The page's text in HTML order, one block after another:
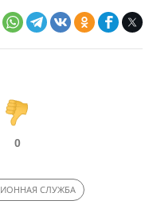
0
СЛУЖБА